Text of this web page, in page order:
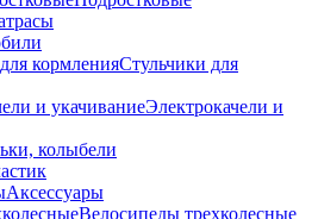
Стульчики для
Электрокачели и
колыбели
Аксессуары
Велосипеды трехколесные